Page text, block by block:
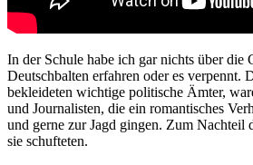
In der Schule habe ich gar nichts über die
Deutschbalten erfahren oder es verpennt.
bekleideten wichtige politische Ämter,
und Journalisten, die ein romantisches
und gerne zur Jagd gingen. Zum Nachteil
sie schufteten.